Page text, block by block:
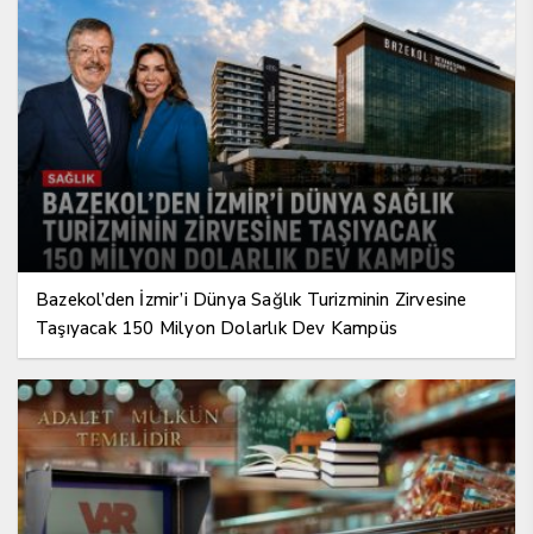
Bazekol’den İzmir’i Dünya Sağlık Turizminin Zirvesine
Taşıyacak 150 Milyon Dolarlık Dev Kampüs